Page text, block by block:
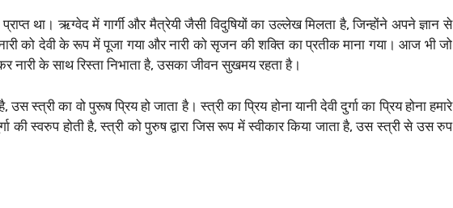
था। ऋग्वेद में गार्गी और मैत्रेयी जैसी विदुषियों का उल्लेख मिलता है, जिन्होंने अपने ज्ञान से
को देवी के रूप में पूजा गया और नारी को सृजन की शक्ति का प्रतीक माना गया। आज भी जो
नारी के साथ रिस्ता निभाता है, उसका जीवन सुखमय रहता है।
स्त्री का वो पुरूष प्रिय हो जाता है। स्त्री का प्रिय होना यानी देवी दुर्गा का प्रिय होना हमारे
की स्वरुप होती है, स्त्री को पुरुष द्वारा जिस रूप में स्वीकार किया जाता है, उस स्त्री से उस रुप